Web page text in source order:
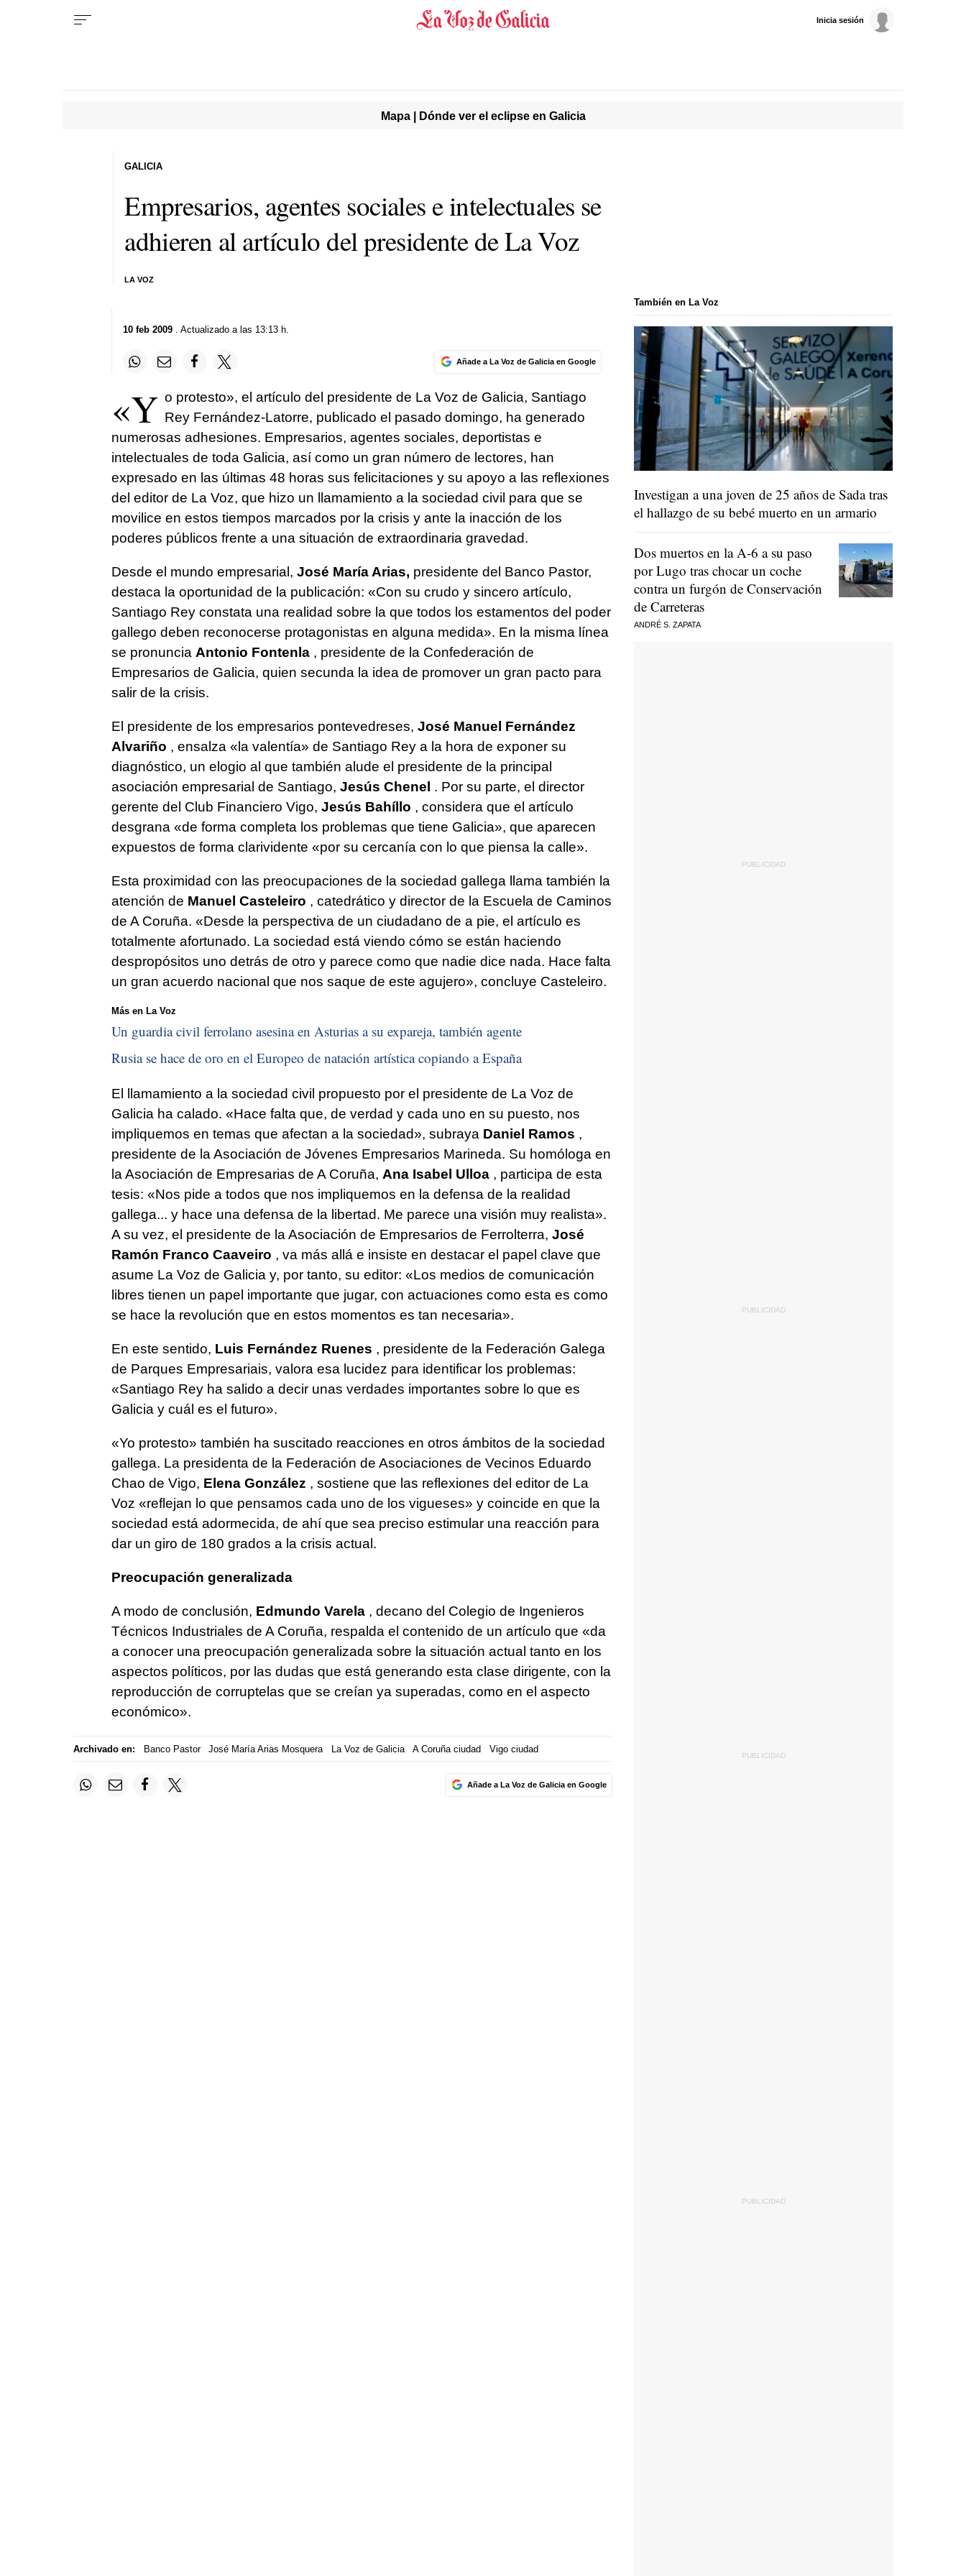
Inicia sesión
Mapa | Dónde ver el eclipse en Galicia
Empresarios, agentes sociales e intelectuales se
adhieren al artículo del presidente de La Voz
LA VOZ
GALICIA
10 feb 2009. Actualizado a las 13:13 h.
Añade a La Voz de Galicia en Google
«Y o protesto», el artículo del presidente de La Voz de Galicia, Santiago
Rey Fernández-Latorre, publicado el pasado domingo, ha generado
numerosas adhesiones. Empresarios, agentes sociales, deportistas e
intelectuales de toda Galicia, así como un gran número de lectores, han
expresado en las últimas 48 horas sus felicitaciones y su apoyo a las reflexiones
del editor de La Voz, que hizo un llamamiento a la sociedad civil para que se
movilice en estos tiempos marcados por la crisis y ante la inacción de los
poderes públicos frente a una situación de extraordinaria gravedad.
Desde el mundo empresarial, José María Arias, presidente del Banco Pastor,
destaca la oportunidad de la publicación: «Con su crudo y sincero artículo,
Santiago Rey constata una realidad sobre la que todos los estamentos del poder
gallego deben reconocerse protagonistas en alguna medida». En la misma línea
se pronuncia Antonio Fontenla, presidente de la Confederación de
Empresarios de Galicia, quien secunda la idea de promover un gran pacto para
salir de la crisis.
El presidente de los empresarios pontevedreses, José Manuel Fernández
Alvariño , ensalza «la valentía» de Santiago Rey a la hora de exponer su
diagnóstico, un elogio al que también alude el presidente de la principal
asociación empresarial de Santiago, Jesús Chenel . Por su parte, el director
gerente del Club Financiero Vigo, Jesús Bahíllo , considera que el artículo
desgrana «de forma completa los problemas que tiene Galicia», que aparecen
expuestos de forma clarividente «por su cercanía con lo que piensa la calle».
Esta proximidad con las preocupaciones de la sociedad gallega llama también la
atención de Manuel Casteleiro , catedrático y director de la Escuela de Caminos
de A Coruña. «Desde la perspectiva de un ciudadano de a pie, el artículo es
totalmente afortunado. La sociedad está viendo cómo se están haciendo
despropósitos uno detrás de otro y parece como que nadie dice nada. Hace falta
un gran acuerdo nacional que nos saque de este agujero», concluye Casteleiro.
Más en La Voz
Un guardia civil ferrolano asesina en Asturias a su expareja, también agente
Rusia se hace de oro en el Europeo de natación artística copiando a España
El llamamiento a la sociedad civil propuesto por el presidente de La Voz de
Galicia ha calado. «Hace falta que, de verdad y cada uno en su puesto, nos
impliquemos en temas que afectan a la sociedad», subraya Daniel Ramos ,
presidente de la Asociación de Jóvenes Empresarios Marineda. Su homóloga en
la Asociación de Empresarias de A Coruña, Ana Isabel Ulloa, participa de esta
tesis: «Nos pide a todos que nos impliquemos en la defensa de la realidad
gallega... y hace una defensa de la libertad. Me parece una visión muy realista».
A su vez, el presidente de la Asociación de Empresarios de Ferrolterra, José
Ramón Franco Caaveiro , va más allá e insiste en destacar el papel clave que
asume La Voz de Galicia y, por tanto, su editor: «Los medios de comunicación
libres tienen un papel importante que jugar, con actuaciones como esta es como
se hace la revolución que en estos momentos es tan necesaria».
En este sentido, Luis Fernández Ruenes , presidente de la Federación Galega
de Parques Empresariais, valora esa lucidez para identificar los problemas:
«Santiago Rey ha salido a decir unas verdades importantes sobre lo que es
Galicia y cuál es el futuro».
«Yo protesto» también ha suscitado reacciones en otros ámbitos de la sociedad
gallega. La presidenta de la Federación de Asociaciones de Vecinos Eduardo
Chao de Vigo, Elena González , sostiene que las reflexiones del editor de La
Voz «reflejan lo que pensamos cada uno de los vigueses» y coincide en que la
sociedad está adormecida, de ahí que sea preciso estimular una reacción para
dar un giro de 180 grados a la crisis actual.
Preocupación generalizada
A modo de conclusión, Edmundo Varela, decano del Colegio de Ingenieros
Técnicos Industriales de A Coruña, respalda el contenido de un artículo que «da
a conocer una preocupación generalizada sobre la situación actual tanto en los
aspectos políticos, por las dudas que está generando esta clase dirigente, con la
reproducción de corruptelas que se creían ya superadas, como en el aspecto
económico».
Archivado en: Banco Pastor José María Arias Mosquera La Voz de Galicia A Coruña ciudad Vigo ciudad
Añade a La Voz de Galicia en Google
También en La Voz
Investigan a una joven de 25 años de Sada tras
el hallazgo de su bebé muerto en un armario
Dos muertos en la A-6 a su paso
por Lugo tras chocar un coche
contra un furgón de Conservación
de Carreteras
ANDRÉ S. ZAPATA